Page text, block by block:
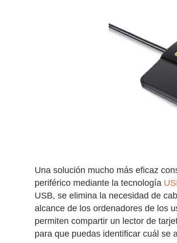
Una solución mucho más eficaz
periférico mediante la tecnología
USB, se elimina la necesidad de
alcance de los ordenadores de los
permiten compartir un lector de
para que puedas identificar cuál se